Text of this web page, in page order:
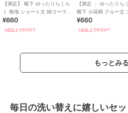
【満足】 靴下 ゆったりらくら
く 無地 ショート丈 綿コーマ＋
BR(3345-07N)
¥660
3点以上で8%OFF
【満足 ： ゆったりら
靴下 小花柄 クルー丈
メランジ 締め付けにく
¥660
3点以上で8%OFF
もっとみる
毎日の洗い替えに嬉しいセ